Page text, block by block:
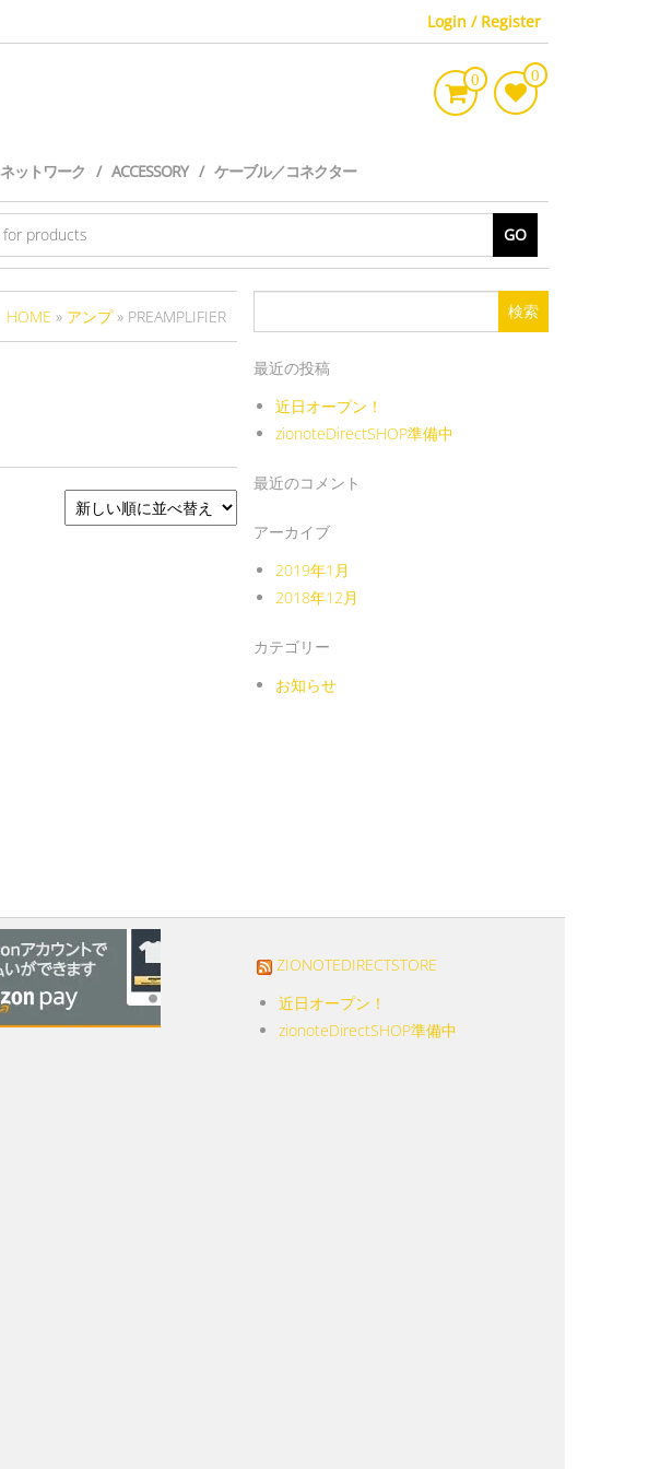
Login / Register
0 0
ネットワーク ACCESSORY ケーブル／コネクター
GO
HOME » アンプ» PREAMPLIFIER
索:
最近の投稿
近日オープン！
zionoteDirectSHOP準備中
最近のコメント
アーカイブ
2019年1月
2018年12月
カテゴリー
お知らせ
ZIONOTEDIRECTSTORE
近日オープン！
zionoteDirectSHOP準備中